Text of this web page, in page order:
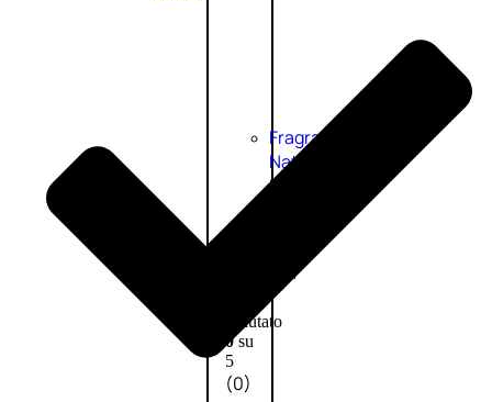
Fragranze
Nature
Donna
L’OCCITANE
VERBENA
Valutato
0su
5
(0)